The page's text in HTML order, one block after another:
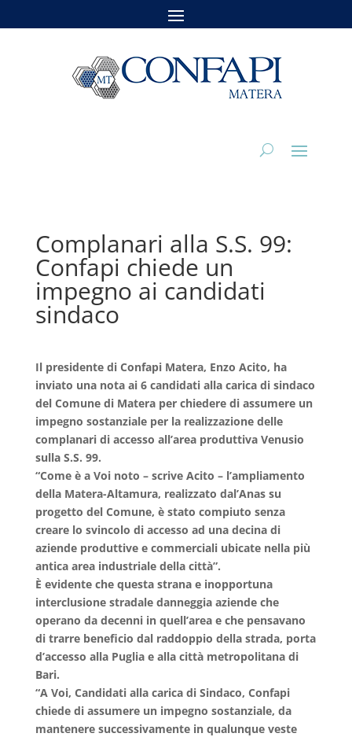
Complanari alla S.S. 99:
Confapi chiede un
impegno ai candidati
sindaco
Il presidente di Confapi Matera, Enzo Acito, ha
inviato una nota ai 6 candidati alla carica di sindaco
del Comune di Matera per chiedere di assumere un
impegno sostanziale per la realizzazione delle
complanari di accesso all’area produttiva Venusio
sulla S.S. 99.
“Come è a Voi noto – scrive Acito – l’ampliamento
della Matera-Altamura, realizzato dal’Anas su
progetto del Comune, è stato compiuto senza
creare lo svincolo di accesso ad una decina di
aziende produttive e commerciali ubicate nella più
antica area industriale della città”.
È evidente che questa strana e inopportuna
interclusione stradale danneggia aziende che
operano da decenni in quell’area e che pensavano
di trarre beneficio dal raddoppio della strada, porta
d’accesso alla Puglia e alla città metropolitana di
Bari.
“A Voi, Candidati alla carica di Sindaco, Confapi
chiede di assumere un impegno sostanziale, da
mantenere successivamente in qualunque veste